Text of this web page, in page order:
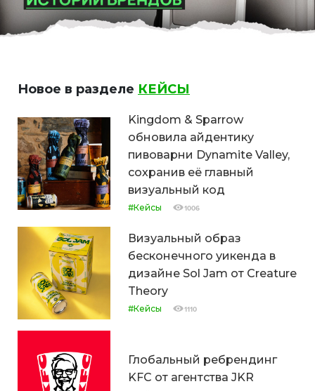
Новое в разделе КЕЙСЫ
Kingdom & Sparrow
обновила айдентику
пивоварни Dynamite Valley,
сохранив её главный
визуальный код
#Кейсы 1006
Визуальный образ
бесконечного уикенда в
дизайне Sol Jam от Creature
Theory
#Кейсы 1110
Глобальный ребрендинг
KFC от агентства JKR